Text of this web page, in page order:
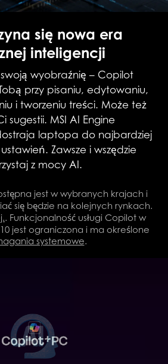
się nowa era
inteligencji
wyobraźnię – Copilot
przy pisaniu, edytowaniu,
i tworzeniu treści. Może też
sugestii. MSI AI Engine
laptopa do najbardziej
Zawsze i wszędzie
z mocy AI.
jest w wybranych krajach i
się będzie na kolejnych rynkach.
. Funkcjonalność usługi Copilot w
jest ograniczona i ma określone
systemowe.